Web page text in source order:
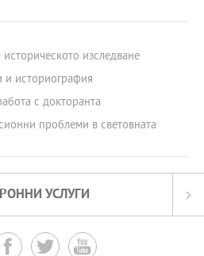
изследване
и историография
с докторанта
проблеми в световната
УСЛУГИ
  